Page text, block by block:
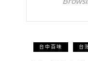
台中百味 台